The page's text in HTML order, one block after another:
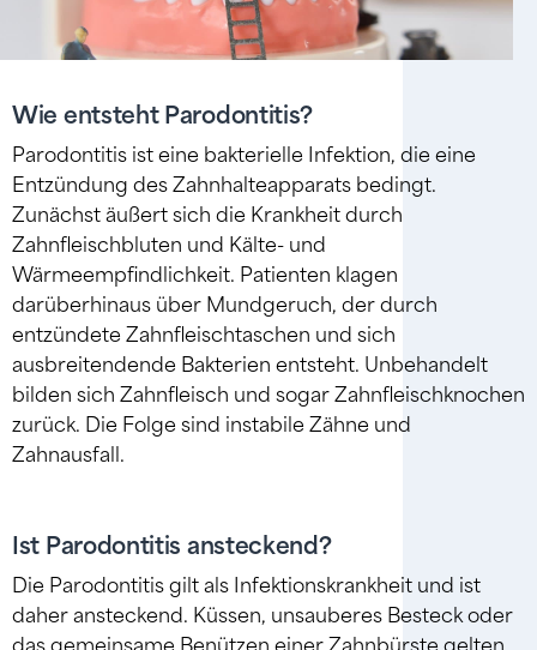
Wie entsteht Parodontitis?
Parodontitis ist eine bakterielle Infektion, die eine
Entzündung des Zahnhalteapparats bedingt.
Zunächst äußert sich die Krankheit durch
Zahnfleischbluten und Kälte- und
Wärmeempfindlichkeit. Patienten klagen
darüberhinaus über Mundgeruch, der durch
entzündete Zahnfleischtaschen und sich
ausbreitendende Bakterien entsteht. Unbehandelt
bilden sich Zahnfleisch und sogar Zahnfleischknochen
zurück. Die Folge sind instabile Zähne und
Zahnausfall.
Ist Parodontitis ansteckend?
Die Parodontitis gilt als Infektionskrankheit und ist
daher ansteckend. Küssen, unsauberes Besteck oder
das gemeinsame Benützen einer Zahnbürste gelten